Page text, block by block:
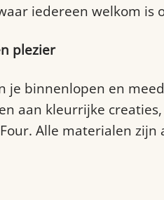
iedereen welkom is
plezier
je binnenlopen en
aan kleurrijke
Four. Alle materialen